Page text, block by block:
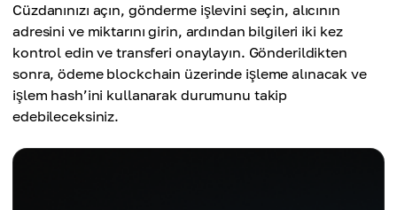
Cüzdanınızı açın, gönderme işlevini seçin, alıcının
adresini ve miktarını girin, ardından bilgileri iki kez
kontrol edin ve transferi onaylayın. Gönderildikten
sonra, ödeme blockchain üzerinde işleme alınacak ve
işlem hash’ini kullanarak durumunu takip
edebileceksiniz.